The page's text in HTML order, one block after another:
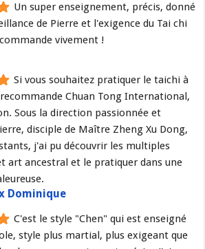
Un super enseignement, précis, donné
de Pierre et l'exigence du Tai chi
vivement !
Si vous souhaitez pratiquer le taichi à
Chuan Tong International,
Sous la direction passionnée et
disciple de Maître Zheng Xu Dong,
j'ai pu découvrir les multiples
art ancestral et le pratiquer dans une
Dominique
C'est le style "Chen" qui est enseigné
style plus martial, plus exigeant que